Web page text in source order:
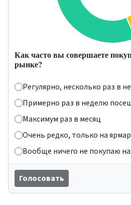
Как часто вы совершаете
рынке?
Регулярно, несколько раз в
Примерно раз в неделю
Максимум раз в месяц
Очень редко, только на
Вообще ничего не покупаю
Голосовать